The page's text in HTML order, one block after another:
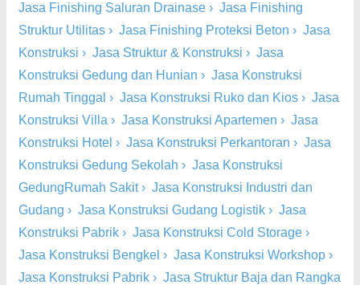
Jasa Finishing Saluran Drainase › Jasa Finishing
Struktur Utilitas › Jasa Finishing Proteksi Beton › Jasa
Konstruksi › Jasa Struktur & Konstruksi › Jasa
Konstruksi Gedung dan Hunian › Jasa Konstruksi
Rumah Tinggal › Jasa Konstruksi Ruko dan Kios › Jasa
Konstruksi Villa › Jasa Konstruksi Apartemen › Jasa
Konstruksi Hotel › Jasa Konstruksi Perkantoran › Jasa
Konstruksi Gedung Sekolah › Jasa Konstruksi
GedungRumah Sakit› Jasa Konstruksi Industri dan
Gudang › Jasa Konstruksi Gudang Logistik › Jasa
Konstruksi Pabrik › Jasa Konstruksi Cold Storage ›
Jasa Konstruksi Bengkel › Jasa Konstruksi Workshop ›
Jasa Konstruksi Pabrik › Jasa Struktur Baja dan Rangka